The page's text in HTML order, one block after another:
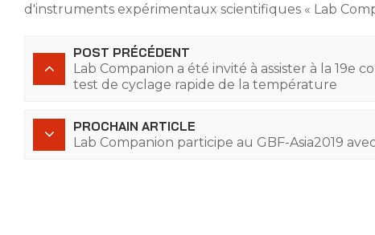
d'instruments expérimentaux scientifiques « Lab
POST PRÉCÉDENT
Lab Companion a été invité à assister à la
test de cyclage rapide de la température
PROCHAIN ARTICLE
Lab Companion participe au GBF-Asia2019